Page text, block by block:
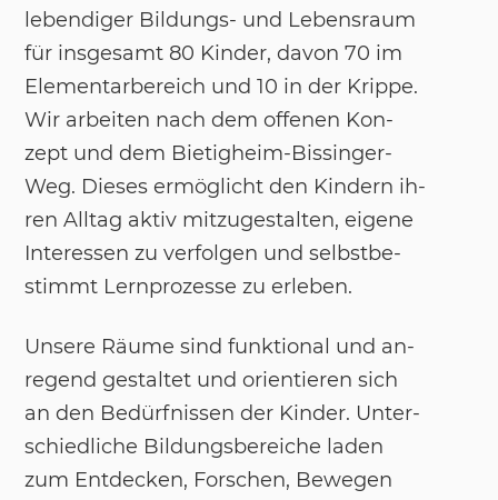
le­ben­di­ger Bil­dungs- und Le­bens­raum
für ins­ge­samt 80 Kin­der, da­von 70 im
Ele­men­tar­be­reich und 10 in der Krip­pe.
Wir ar­bei­ten nach dem of­fe­nen Kon­
zept und dem Bie­tig­heim-Bis­sin­ger-
Weg. Die­ses er­mög­licht den Kin­dern ih­
ren All­tag ak­tiv mit­zu­ge­stal­ten, ei­ge­ne
In­ter­es­sen zu ver­fol­gen und selbst­be­
stimmt Lern­pro­zes­se zu er­le­ben.
Un­se­re Räu­me sind funk­tio­nal und an­
re­gend ge­stal­tet und ori­en­tie­ren sich
an den Be­dürf­nis­sen der Kin­der. Un­ter­
schied­li­che Bil­dungs­be­rei­che la­den
zum Ent­de­cken, For­schen, Be­we­gen